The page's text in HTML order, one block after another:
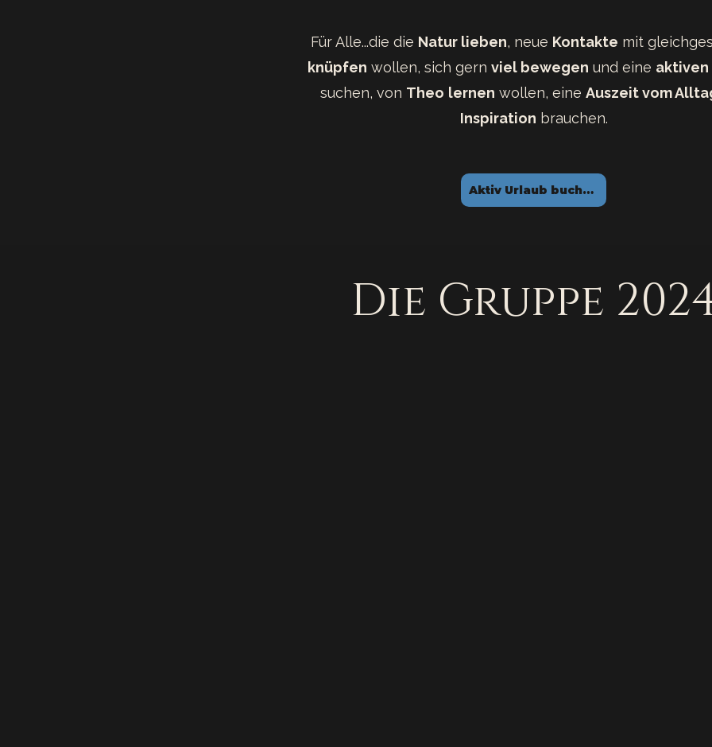
Für Alle...die die Natur lieben, neue Kontakte mit
knüpfen wollen, sich gern viel bewegen und eine aktiven
suchen, von Theo lernen wollen, eine Auszeit vom
Inspiration brauchen.
Aktiv Urlaub buchen
Die Gruppe